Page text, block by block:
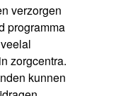
verzorgen
programma
zorgcentra.
kunnen